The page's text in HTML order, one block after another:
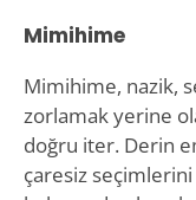
Mimihime
Mimihime, nazik,
zorlamak yerine
doğru iter. Derin
çaresiz